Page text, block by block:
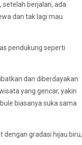
setelah berjalan, ada
dan tak lagi mau
pendukung seperti
dan diberdayakan
yang gencar, yakin
biasanya suka sama
dengan gradasi hijau biru,